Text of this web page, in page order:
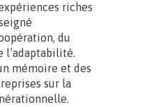
riches
du
l’adaptabilité.
mémoire et des
sur la